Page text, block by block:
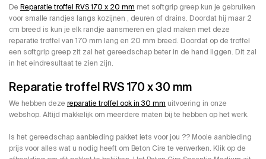
De Reparatie troffel RVS 170 x 20 mm met softgrip greep kun je gebruiken
voor smalle randjes langs kozijnen , deuren of drains. Doordat hij maar 2
cm breed is kun je elk randje aansmeren en glad maken met deze
reparatie troffel van 170 mm lang en 20 mm breed. Doordat op de troffel
een softgrip greep zit zal het gereedschap beter in de hand liggen. Dit zal
in het eindresultaat te zien zijn.
Reparatie troffel RVS 170 x 30 mm
We hebben deze reparatie troffel ook in 30 mm uitvoering in onze
webshop. Altijd makkelijk om meerdere maten bij te hebben op het werk.
Is het gereedschap aanbieding pakket iets voor jou ?? Mooie aanbieding
prijs voor alles wat u nodig heeft om Beton Cire te verwerken. Klik op de